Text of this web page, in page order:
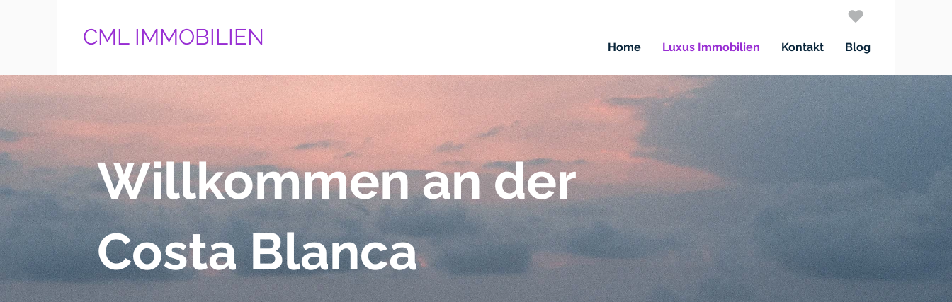
CML IMMOBILIEN Home Luxus Immobilien Kontakt Blog
Willkommen an der
Costa Blanca